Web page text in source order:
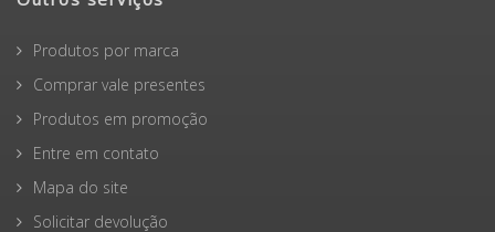
Produtos por marca
Comprar vale presentes
Produtos em promoção
Entre em contato
Mapa do site
Solicitar devolução